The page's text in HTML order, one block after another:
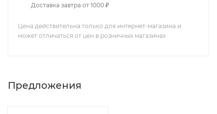
Доставка завтра от 1000 ₽
Цена действительна только для интернет-магазина и
может отличаться от цен в розничных магазинах
Предложения